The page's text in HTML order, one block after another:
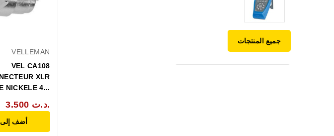
جميع المنتجات
VELLEMAN
VEL CA108
XLR
NICKELE 4...
3.500 د.ت.
أضف إلى